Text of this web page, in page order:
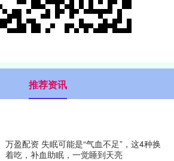
推荐资讯
万盈配资 失眠可能是“气血不足”，这4种换
着吃，补血助眠，一觉睡到天亮